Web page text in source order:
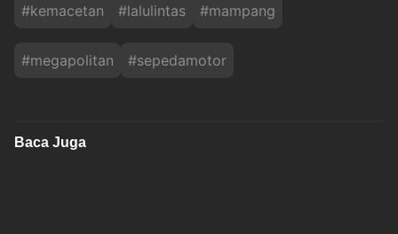
#kemacetan #lalulintas #mampang
#megapolitan #sepedamotor
Baca Juga